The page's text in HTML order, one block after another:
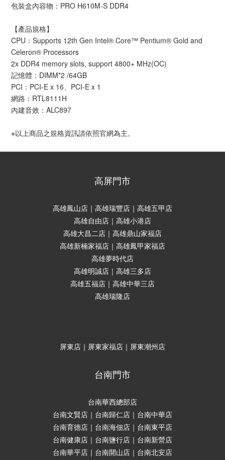
包裝盒內容物：PRO H610M-S DDR4
【產品規格】
CPU：Supports 12th Gen Intel® Core™ Pentium® Gold and
Celeron® Processors
2x DDR4 memory slots, support 4800+ MHz(OC)
記憶體：DIMM*2 /64GB
PCI：PCI-E x 16、PCI-E x 1
網路：RTL8111H
內建音效：ALC897
※以上商品之規格資訊請依照官網為主。
高屏門市
高雄鳳山店｜高雄瑞豐店｜高雄五甲店
高雄自由店｜高雄小港店
高雄大昌二店｜高雄鼎山家福店
高雄新楠家福店｜高雄鳳甲家福店
高雄夢時代店
高雄明誠店｜高雄三多店
高雄五福店｜高雄中華三店
高雄瑞隆店
屏東店｜屏東家福店｜屏東潮州店
台南門市
台南華西總部店
台南文賢店｜台南歸仁店｜台南中華店
台南育德店｜台南海佃店｜台南東平店
台南健康店｜台南鹽行店｜台南新營店
台南華平店｜台南開山店｜台南北安店